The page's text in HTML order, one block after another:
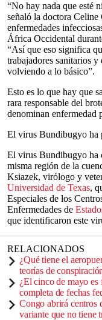
“No hay nada que esté
señaló la doctora Celine
enfermedades
África Occidental
“Así que eso significa
trabajadores sanitarios y
volviendo a lo básico”.
Esto es lo que hay que
rara responsable del
denominan enfermedad
El virus Bundibugyo ha
El virus Bundibugyo ha
misma región de la
Ksiazek, virólogo y
Universidad de Texas,
Especiales de los
Enfermedades de
que identificaron este
RELACIONADOS
¿Qué tiene el
teorías de
¿El cinco de mayo
completa de fechas
Congo abrirá centros
variante que no tiene